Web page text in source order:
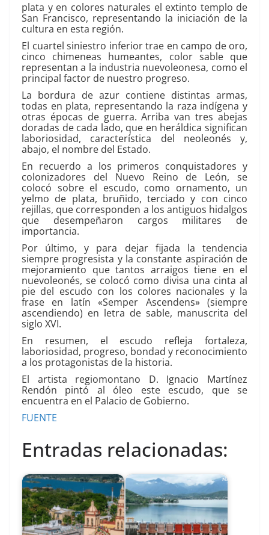
plata y en colores naturales el extinto templo de
San Francisco, representando la iniciación de la
cultura en esta región.
El cuartel siniestro inferior trae en campo de oro,
cinco chimeneas humeantes, color sable que
representan a la industria nuevoleonesa, como el
principal factor de nuestro progreso.
La bordura de azur contiene distintas armas,
todas en plata, representando la raza indígena y
otras épocas de guerra. Arriba van tres abejas
doradas de cada lado, que en heráldica significan
laboriosidad, característica del neoleonés y,
abajo, el nombre del Estado.
En recuerdo a los primeros conquistadores y
colonizadores del Nuevo Reino de León, se
colocó sobre el escudo, como ornamento, un
yelmo de plata, bruñido, terciado y con cinco
rejillas, que corresponden a los antiguos hidalgos
que desempeñaron cargos militares de
importancia.
Por último, y para dejar fijada la tendencia
siempre progresista y la constante aspiración de
mejoramiento que tantos arraigos tiene en el
nuevoleonés, se colocó como divisa una cinta al
pie del escudo con los colores nacionales y la
frase en latín «Semper Ascendens» (siempre
ascendiendo) en letra de sable, manuscrita del
siglo XVI.
En resumen, el escudo refleja fortaleza,
laboriosidad, progreso, bondad y reconocimiento
a los protagonistas de la historia.
El artista regiomontano D. Ignacio Martínez
Rendón pintó al óleo este escudo, que se
encuentra en el Palacio de Gobierno.
FUENTE
Entradas relacionadas: